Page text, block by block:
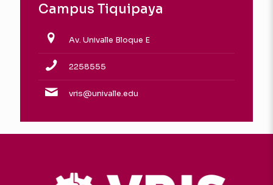
Campus Tiquipaya
Av. Univalle Bloque E
2258555
vris@univalle.edu